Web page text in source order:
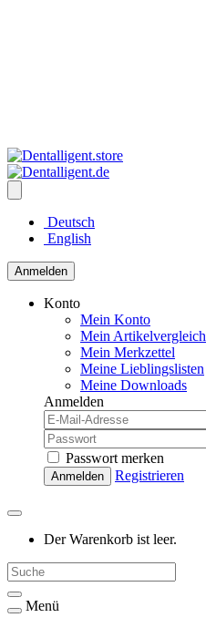
Deutsch
English
Anmelden
Konto
Mein Konto
Mein Artikelvergleich
Mein Merkzettel
Meine Lieblingslisten
Meine Downloads
Anmelden
Passwort merken
Anmelden Registrieren
Der Warenkorb ist leer.
Menü